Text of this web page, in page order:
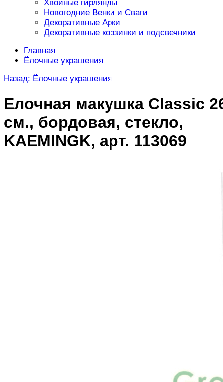
Хвойные гирлянды
Новогодние Венки и Сваги
Декоративные Арки
Декоративные корзинки и подсвечники
Главная
Ёлочные украшения
Назад: Ёлочные украшения
Елочная макушка Classic
см., бордовая, стекло,
KAEMINGK, арт. 113069